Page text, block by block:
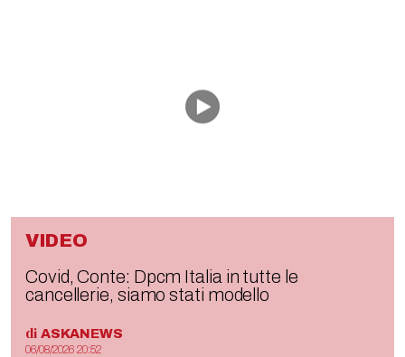
VIDEO
Covid, Conte: Dpcm Italia in tutte le
cancellerie, siamo stati modello
di ASKANEWS
06/08/2026 20:52